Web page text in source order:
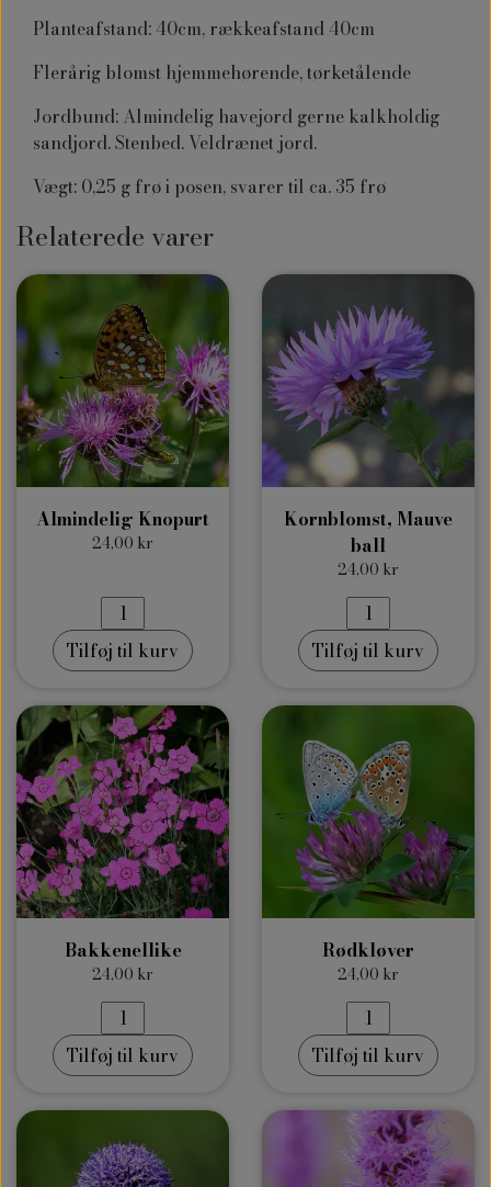
Planteafstand: 40cm, rækkeafstand 40cm
Flerårig blomst hjemmehørende, tørketålende
Jordbund: Almindelig havejord gerne kalkholdig
sandjord. Stenbed. Veldrænet jord.
Vægt: 0,25 g frø i posen, svarer til ca. 35 frø
Relaterede varer
Almindelig Knopurt
24,00 kr
Tilføj til kurv
Kornblomst, Mauve
ball
24,00 kr
Tilføj til kurv
Bakkenellike
24,00 kr
Tilføj til kurv
Rødkløver
24,00 kr
Tilføj til kurv